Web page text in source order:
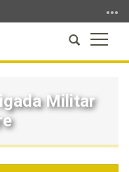
a
Abrir
a
Militar